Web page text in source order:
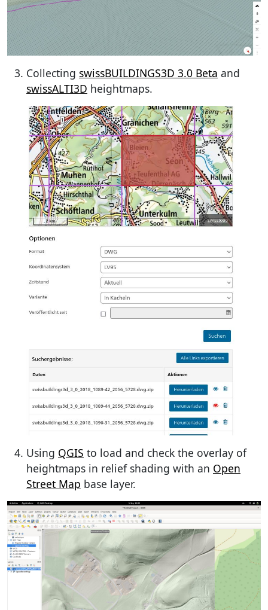
Collecting swissBUILDINGS3D 3.0 Beta and
swissALTI3D heightmaps.
Using QGIS to load and check the overlay of
heightmaps in relief shading with an Open
Street Map base layer.